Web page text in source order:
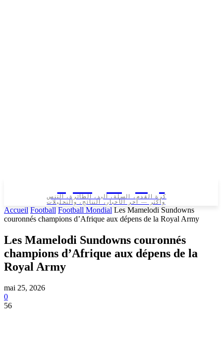
كرة القدم، السلة، اليد، الطائرة، التنس
وأكثر — آخر الأخبار، النتائج، والتحليلات
Accueil Football Football Mondial Les Mamelodi Sundowns
couronnés champions d’Afrique aux dépens de la Royal Army
Les Mamelodi Sundowns couronnés
champions d’Afrique aux dépens de la
Royal Army
mai 25, 2026
0
56